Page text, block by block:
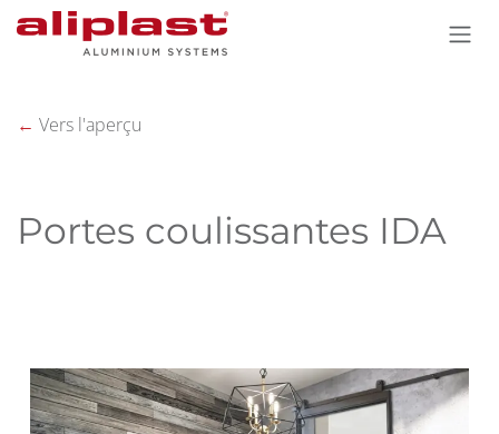
Se rendre au contenu
← Vers l'aperçu
Portes coulissantes IDA